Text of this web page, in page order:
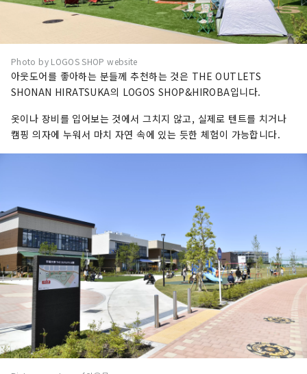
Photo by LOGOS SHOP website
아웃도어를 좋아하는 분들께 추천하는 것은 THE OUTLETS
SHONAN HIRATSUKA의 LOGOS SHOP&HIROBA입니다.
옷이나 장비를 입어보는 것에서 그치지 않고, 실제로 텐트를 치거나
캠핑 의자에 누워서 마치 자연 속에 있는 듯한 체험이 가능합니다.